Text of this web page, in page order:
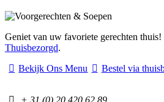
Geniet van uw favoriete gerechten
Thuisbezorgd.
Bekijk Ons Menu
Bestel via